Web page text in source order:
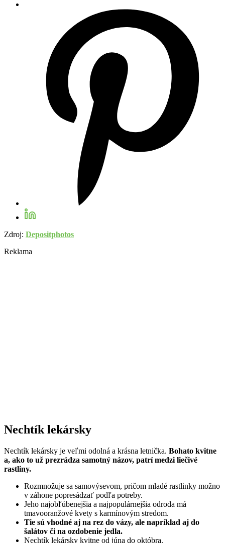
Zdroj: Depositphotos
Reklama
Nechtík lekársky
Nechtík lekársky je veľmi odolná a krásna letnička. Bohato kvitne
a, ako to už prezrádza samotný názov, patrí medzi liečivé
rastliny.
Rozmnožuje sa samovýsevom, pričom mladé rastlinky možno
v záhone popresádzať podľa potreby.
Jeho najobľúbenejšia a najpopulárnejšia odroda má
tmavooranžové kvety s karmínovým stredom.
Tie sú vhodné aj na rez do vázy, ale napríklad aj do
šalátov či na ozdobenie jedla.
Nechtík lekársky kvitne od júna do októbra.